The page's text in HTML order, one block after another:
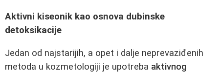
Aktivni kiseonik kao osnova dubinske
detoksikacije
Jedan od najstarijih, a opet i dalje neprevaziđenih
metoda u kozmetologiji je upotreba aktivnog